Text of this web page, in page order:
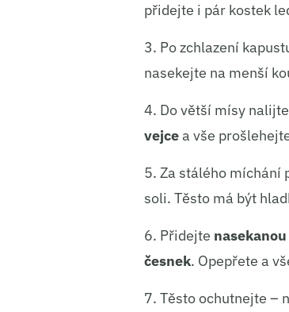
přidejte i pár kostek
3. Po zchlazení
nasekejte na menší
4. Do větší mísy
vejcea vše
5. Za stálého míchání
soli. Těsto má být
6. Přidejte
česnek. Opepřete a
7. Těsto ochutnejte –